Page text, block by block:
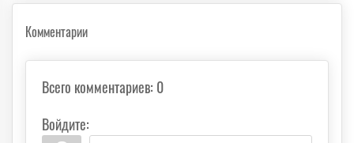
Комментарии
Всего комментариев: 0
Войдите: